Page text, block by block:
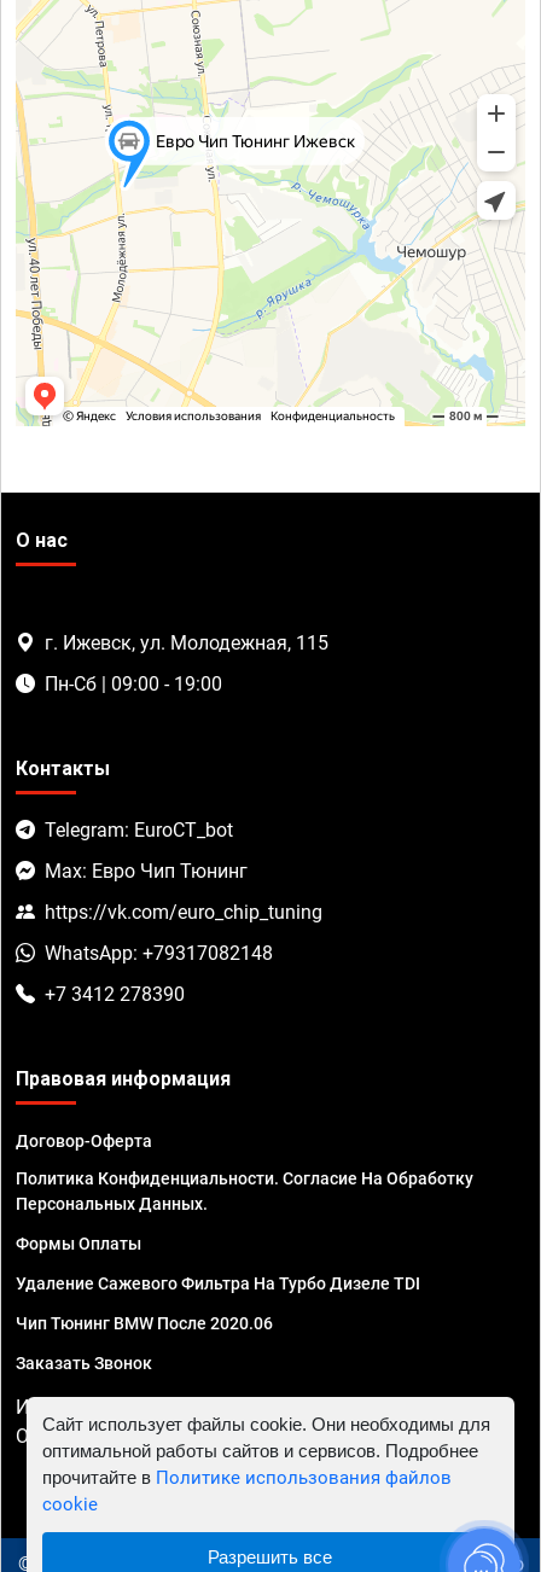
О нас
г. Ижевск, ул. Молодежная, 115
Пн-Сб | 09:00 - 19:00
Контакты
Telegram: EuroCT_bot
Max: Евро Чип Тюнинг
https://vk.com/euro_chip_tuning
WhatsApp: +79317082148
+7 3412 278390
Правовая информация
Договор-Оферта
Политика Конфиденциальности. Согласие На Обработку
Персональных Данных.
Формы Оплаты
Удаление Сажевого Фильтра На Турбо Дизеле TDI
Чип Тюнинг BMW После 2020.06
Заказать Звонок
ИП Смирнов Георгий Павлович. ИНН 781302555843,
ОГРНИП 324470400032610
© 2010 - 2026 Чип тюнинг в Ижевске - Автосервис "Евро
Сайт использует файлы cookie. Они необходимы для
оптимальной работы сайтов и сервисов. Подробнее
прочитайте в Политике использования файлов
cookie
Разрешить все